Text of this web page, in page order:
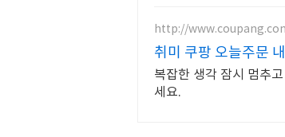
http://
취미 쿠팡 오늘주문
복잡한 생각 잠시 멈추
세요.